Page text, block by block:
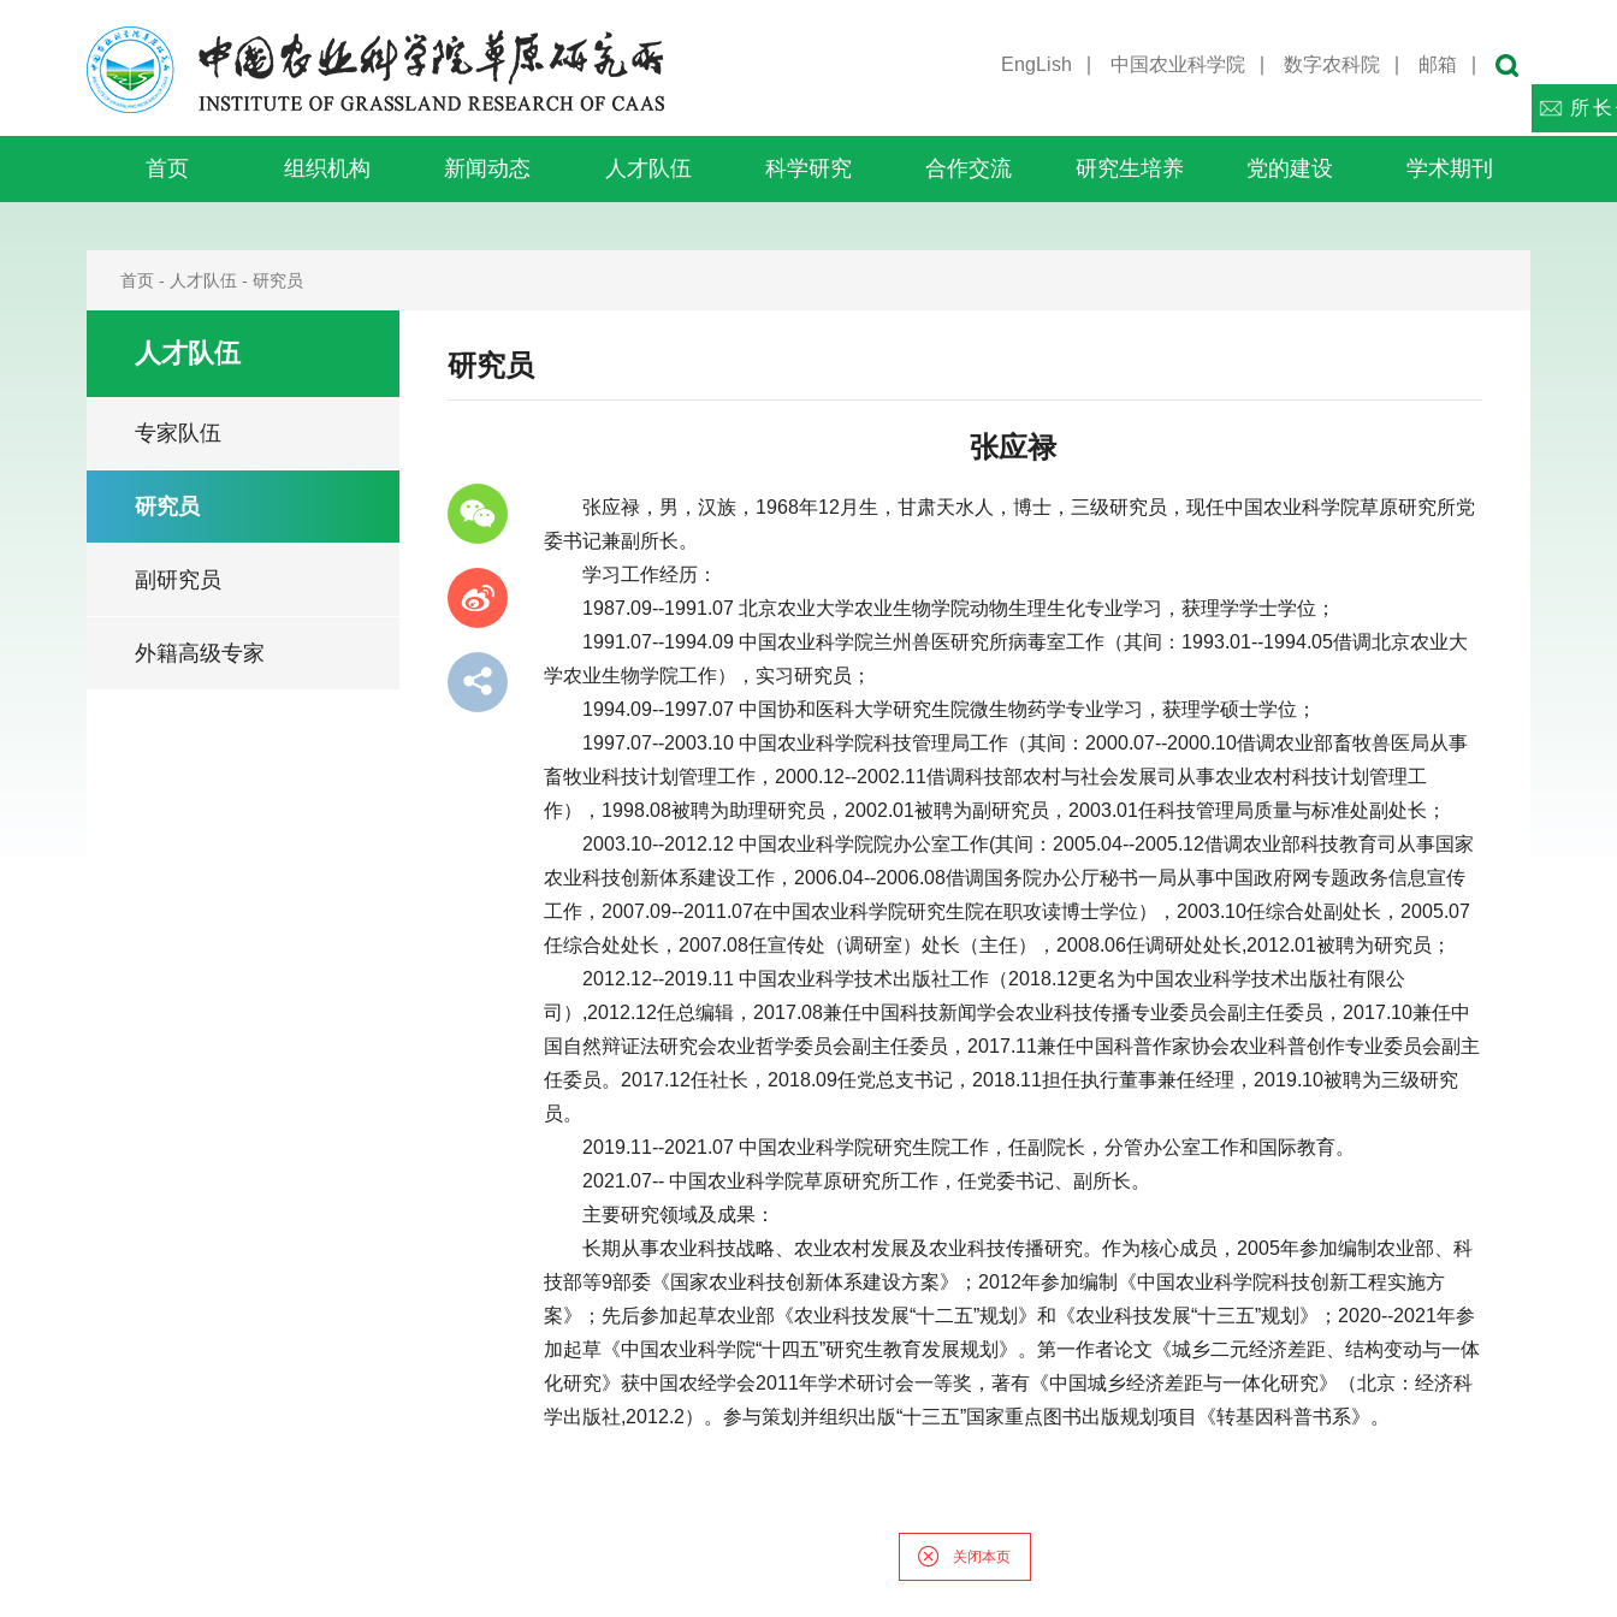
所
EngLish 中国农业科学院 数字农科院 邮箱
首页 组织机构 新闻动态 人才队伍 科学研究 合作交流 研究生培养 党的建设 学术期刊
首页 - 人才队伍 - 研究员
人才队伍
专家队伍
研究员
副研究员
外籍高级专家
研究员
张应禄
张应禄，男，汉族，1968年12月生，甘肃天水人，博士，三级研究员，现任中国农业科学院草原研究所党
委书记兼副所长。
学习工作经历：
1987.09--1991.07 北京农业大学农业生物学院动物生理生化专业学习，获理学学士学位；
1991.07--1994.09 中国农业科学院兰州兽医研究所病毒室工作（其间：1993.01--1994.05借调北京农业大
学农业生物学院工作），实习研究员；
1994.09--1997.07 中国协和医科大学研究生院微生物药学专业学习，获理学硕士学位；
1997.07--2003.10 中国农业科学院科技管理局工作（其间：2000.07--2000.10借调农业部畜牧兽医局从事
畜牧业科技计划管理工作，2000.12--2002.11借调科技部农村与社会发展司从事农业农村科技计划管理工
作），1998.08被聘为助理研究员，2002.01被聘为副研究员，2003.01任科技管理局质量与标准处副处长；
2003.10--2012.12 中国农业科学院院办公室工作(其间：2005.04--2005.12借调农业部科技教育司从事国家
农业科技创新体系建设工作，2006.04--2006.08借调国务院办公厅秘书一局从事中国政府网专题政务信息宣传
工作，2007.09--2011.07在中国农业科学院研究生院在职攻读博士学位），2003.10任综合处副处长，2005.07
任综合处处长，2007.08任宣传处（调研室）处长（主任），2008.06任调研处处长,2012.01被聘为研究员；
2012.12--2019.11 中国农业科学技术出版社工作（2018.12更名为中国农业科学技术出版社有限公
司）,2012.12任总编辑，2017.08兼任中国科技新闻学会农业科技传播专业委员会副主任委员，2017.10兼任中
国自然辩证法研究会农业哲学委员会副主任委员，2017.11兼任中国科普作家协会农业科普创作专业委员会副主
任委员。2017.12任社长，2018.09任党总支书记，2018.11担任执行董事兼任经理，2019.10被聘为三级研究
员。
2019.11--2021.07 中国农业科学院研究生院工作，任副院长，分管办公室工作和国际教育。
2021.07-- 中国农业科学院草原研究所工作，任党委书记、副所长。
主要研究领域及成果：
长期从事农业科技战略、农业农村发展及农业科技传播研究。作为核心成员，2005年参加编制农业部、科
技部等9部委《国家农业科技创新体系建设方案》；2012年参加编制《中国农业科学院科技创新工程实施方
案》；先后参加起草农业部《农业科技发展“十二五”规划》和《农业科技发展“十三五”规划》；2020--2021年参
加起草《中国农业科学院“十四五”研究生教育发展规划》。第一作者论文《城乡二元经济差距、结构变动与一体
化研究》获中国农经学会2011年学术研讨会一等奖，著有《中国城乡经济差距与一体化研究》（北京：经济科
学出版社,2012.2）。参与策划并组织出版“十三五”国家重点图书出版规划项目《转基因科普书系》。
关闭本页